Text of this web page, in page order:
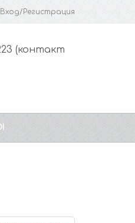
Вход/Регистрация
(контакт